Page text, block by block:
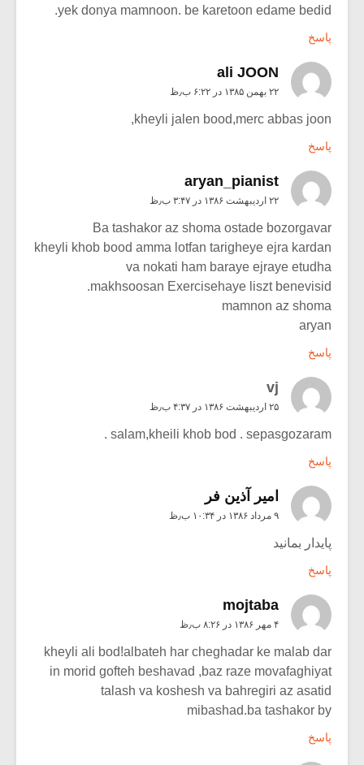
yek donya mamnoon. be karetoon edame bedid.
پاسخ
ali JOON
۲۲ بهمن ۱۳۸۵ در ۶:۲۲ ب٫ظ
kheyli jalen bood,merc abbas joon,
پاسخ
aryan_pianist
۲۲ اردیبهشت ۱۳۸۶ در ۳:۴۷ ب٫ظ
Ba tashakor az shoma ostade bozorgavar
kheyli khob bood amma lotfan tarigheye ejra kardan
va nokati ham baraye ejraye etudha
makhsoosan Exercisehaye liszt benevisid.
mamnon az shoma
aryan
پاسخ
vj
۲۵ اردیبهشت ۱۳۸۶ در ۴:۳۷ ب٫ظ
salam,kheili khob bod . sepasgozaram .
پاسخ
امیر آذین فر
۹ مرداد ۱۳۸۶ در ۱۰:۳۴ ب٫ظ
پایدار بمانید
پاسخ
mojtaba
۴ مهر ۱۳۸۶ در ۸:۲۶ ب٫ظ
kheyli ali bod!albateh har cheghadar ke malab dar
in morid gofteh beshavad ,baz raze movafaghiyat
talash va koshesh va bahregiri az asatid
mibashad.ba tashakor by
پاسخ